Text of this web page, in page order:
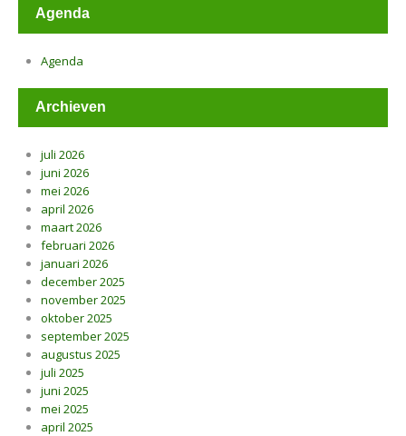
Agenda
Agenda
Archieven
juli 2026
juni 2026
mei 2026
april 2026
maart 2026
februari 2026
januari 2026
december 2025
november 2025
oktober 2025
september 2025
augustus 2025
juli 2025
juni 2025
mei 2025
april 2025